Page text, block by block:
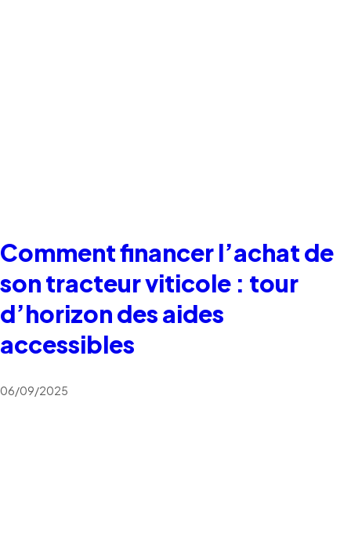
Comment financer l’achat de
son tracteur viticole : tour
d’horizon des aides
accessibles
06/09/2025